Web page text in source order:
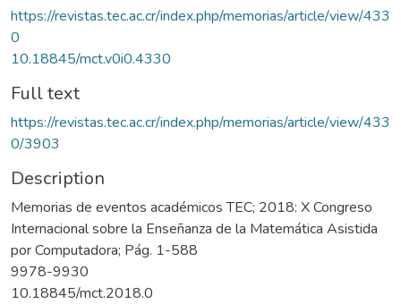
https://revistas.tec.ac.cr/index.php/memorias/article/view/433
0
10.18845/mct.v0i0.4330
Full text
https://revistas.tec.ac.cr/index.php/memorias/article/view/433
0/3903
Description
Memorias de eventos académicos TEC; 2018: X Congreso
Internacional sobre la Enseñanza de la Matemática Asistida
por Computadora; Pág. 1-588
9978-9930
10.18845/mct.2018.0